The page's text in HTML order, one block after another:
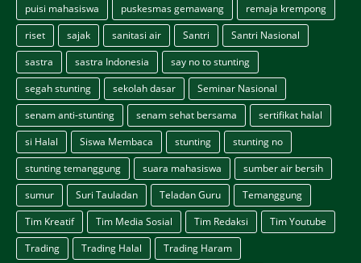
puisi mahasiswa
puskesmas gemawang
remaja krempong
riset
sajak sanitasi air Santri
Santri Nasional
sastra
sastra Indonesia
say no to stunting
segah stunting
sekolah dasar
Seminar Nasional
senam anti-stunting
senam sehat bersama
sertifikat halal
si Halal
Siswa Membaca stunting
stunting no
stunting temanggung
suara mahasiswa
sumber air bersih
sumur
Suri Tauladan Teladan Guru
Temanggung
Tim Kreatif
Tim Media Sosial Tim Redaksi
Tim Youtube
Trading
Trading Halal
Trading Haram